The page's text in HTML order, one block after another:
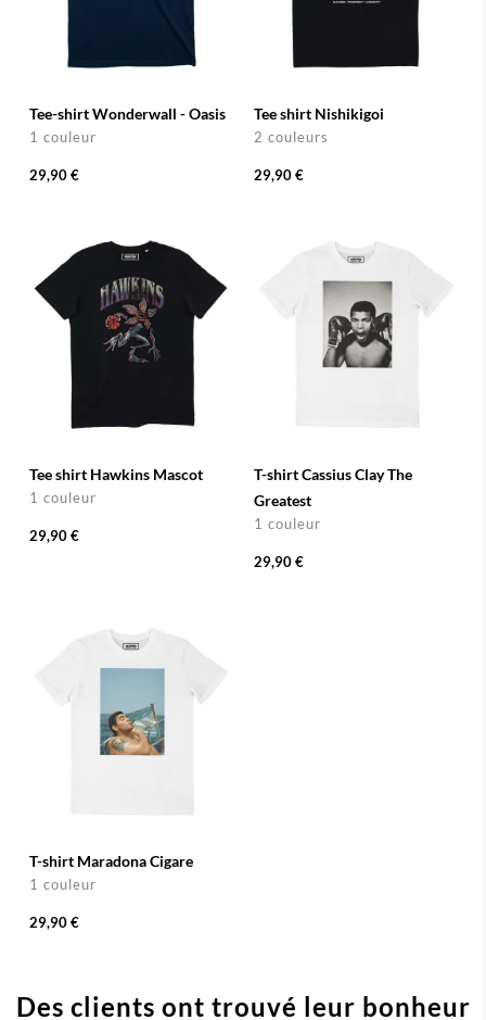
Tee-shirt Wonderwall - Oasis
1 couleur
29,90 €
Tee shirt Nishikigoi
2 couleurs
29,90 €
Tee shirt Hawkins Mascot
1 couleur
29,90 €
T-shirt Cassius Clay The
Greatest
1 couleur
29,90 €
T-shirt Maradona Cigare
1 couleur
29,90 €
Des clients ont trouvé leur bonheur